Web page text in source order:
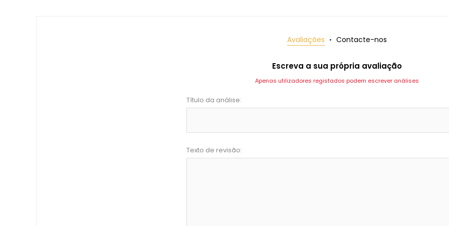
Avaliações Contacte-nos
Escreva a sua própria avaliação
Apenas utilizadores registados podem escrever análises
Título da análise:
Texto de revisão: